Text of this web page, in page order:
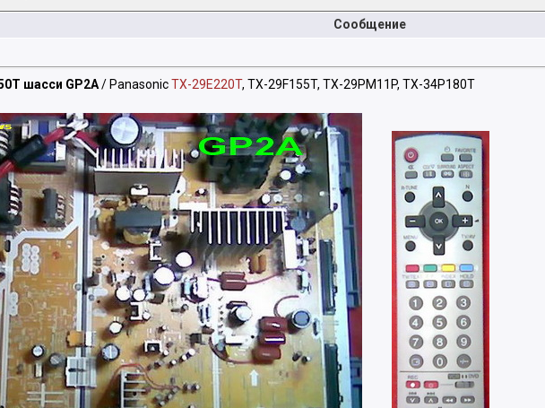
Сообщение
шасси GP2A/ PanasonicTX-29E220T, TX-29F155T, TX-29PM11P, TX-34P180T